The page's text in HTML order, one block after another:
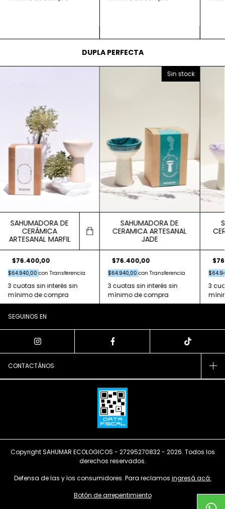
DUPLA PERFECTA
SAHUMADORA DE
CERÁMICA
ARTESANAL MARFIL
$76.400,00
$64.940,00con Transferencia
Sin stock
SAHUMADORA DE
CERAMICA ARTESANAL
JADE
$76.400,00
$64.940,00con Transferencia
SEGUINOS EN
CONTACTÁNOS
Copyright SAHUMAR ECOLOGICOS - 27295270832 - 2026. Todos los
derechos reservados.
Defensa de las y los consumidores. Para reclamos ingresá acá.
Botón de arrepentimiento